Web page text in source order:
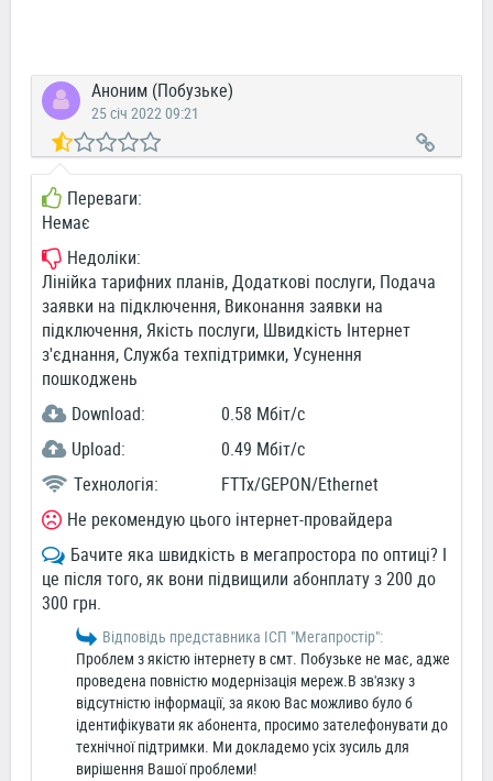
Аноним (Побузьке)
25 січ 2022 09:21
Переваги:
Немає
Недоліки:
Лінійка тарифних планів, Додаткові послуги, Подача
заявки на підключення, Виконання заявки на
підключення, Якість послуги, Швидкість Інтернет
з'єднання, Служба техпідтримки, Усунення
пошкоджень
Download:
0.58 Мбіт/c
Upload:
0.49 Мбіт/c
Технологія:
FTTx/GEPON/Ethernet
Не рекомендую цього інтернет-провайдера
Бачите яка швидкість в мегапростора по оптиці? І
це після того, як вони підвищили абонплату з 200 до
300 грн.
Відповідь представника ІСП "Мегапростiр":
Проблем з якістю інтернету в смт. Побузьке не має, адже
проведена повністю модернізація мереж.В зв'язку з
відсутністю інформації, за якою Вас можливо було б
ідентифікувати як абонента, просимо зателефонувати до
технічної підтримки. Ми докладемо усіх зусиль для
вирішення Вашої проблеми!